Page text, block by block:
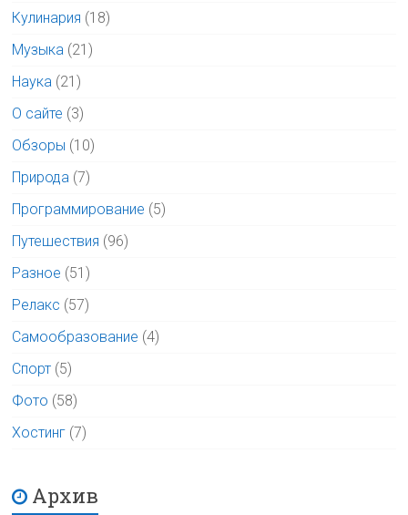
Кулинария (18)
Музыка (21)
Наука (21)
О сайте (3)
Обзоры (10)
Природа (7)
Программирование (5)
Путешествия (96)
Разное (51)
Релакс (57)
Самообразование (4)
Спорт (5)
Фото (58)
Хостинг (7)
Архив